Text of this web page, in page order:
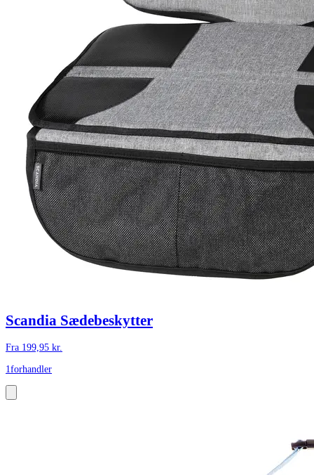
Scandia Sædebeskytter
Fra 199,95 kr.
1forhandler